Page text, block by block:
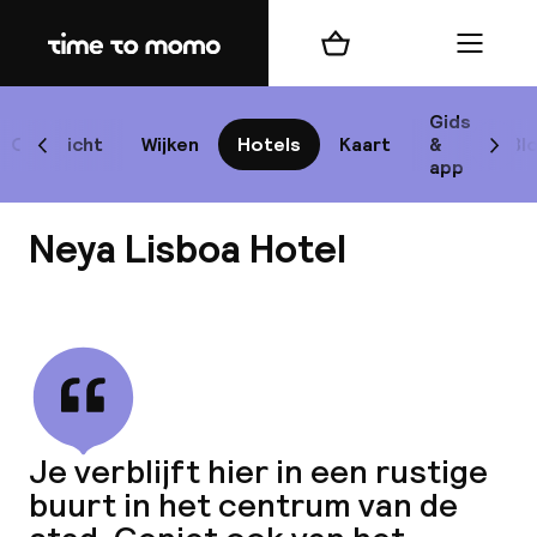
Home
Overzicht Wijken Hotels Kaart
Gids
&
app
Scroll naar links
Winkelmand Menu
Neya Lisboa Hotel
Je verblijft hier in een rustige
buurt in het centrum van de